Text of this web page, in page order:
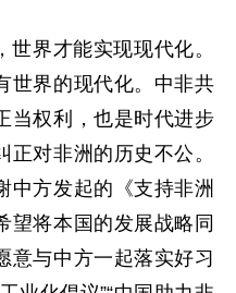
界才能实现现代化。
世界的现代化。中非共
当权利，也是时代进步
对非洲的历史不公。
中方发起的《支持非洲
望将本国的发展战略同
意与中方一起落实好习